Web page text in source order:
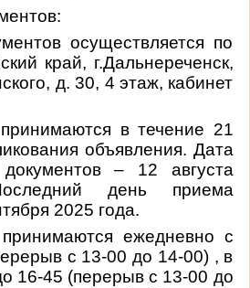
осуществляется по
край, г.Дальнереченск,
д. 30, 4 этаж, кабинет
в течение 21
объявления. Дата
– 12 августа
день приема
2025 года.
ежедневно с
с 13-00 до 14-00) , в
16-45 (перерыв с 13-00 до